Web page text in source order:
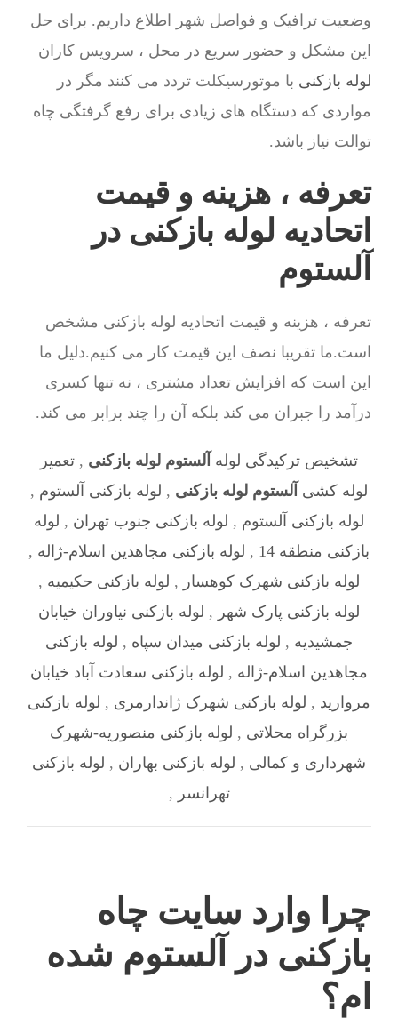
وضعیت ترافیک و فواصل شهر اطلاع داریم. برای حل
این مشکل و حضور سریع در محل ، سرویس کاران
لوله بازکنی با موتورسیکلت تردد می کنند مگر در
مواردی که دستگاه های زیادی برای رفع گرفتگی چاه
توالت نیاز باشد.
تعرفه ، هزینه و قیمت
اتحادیه لوله بازکنی در
آلستوم
تعرفه ، هزینه و قیمت اتحادیه لوله بازکنی مشخص
است.ما تقریبا نصف این قیمت کار می کنیم.دلیل ما
این است که افزایش تعداد مشتری ، نه تنها کسری
درآمد را جبران می کند بلکه آن را چند برابر می کند.
تشخیص ترکیدگی لوله آلستوم لوله بازکنی , تعمیر
لوله کشی آلستوم لوله بازکنی , لوله بازکنی آلستوم ,
لوله بازکنی آلستوم , لوله بازکنی جنوب تهران , لوله
بازکنی منطقه 14
, لوله بازکنی مجاهدین اسلام-ژاله ,
لوله بازکنی شهرک کوهسار , لوله بازکنی حکیمیه ,
لوله بازکنی پارک شهر , لوله بازکنی نیاوران خیابان
جمشیدیه , لوله بازکنی میدان سپاه , لوله بازکنی
مجاهدین اسلام-ژاله , لوله بازکنی سعادت آباد خیابان
مروارید , لوله بازکنی شهرک ژاندارمری , لوله بازکنی
بزرگراه محلاتی , لوله بازکنی منصوریه-شهرک
شهرداری و کمالی , لوله بازکنی بهاران , لوله بازکنی
تهرانسر ,
چرا وارد سایت چاه
بازکنی در آلستوم شده
ام؟